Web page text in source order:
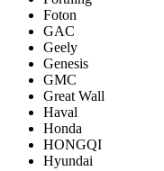
Foton
GAC
Geely
Genesis
GMC
Great Wall
Haval
Honda
HONGQI
Hyundai